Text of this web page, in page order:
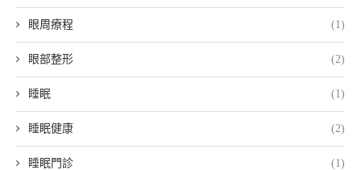
眼周療程 (1)
眼部整形 (2)
睡眠 (1)
睡眠健康 (2)
睡眠門診 (1)